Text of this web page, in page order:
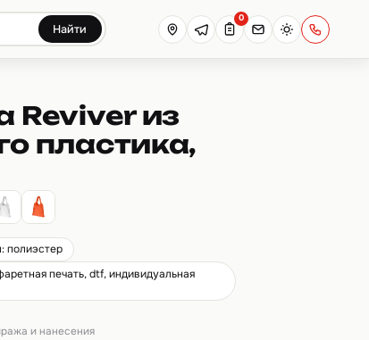
Найти
0
Reviver из
пластика,
полиэстер
печать, dtf, индивидуальная
и нанесения